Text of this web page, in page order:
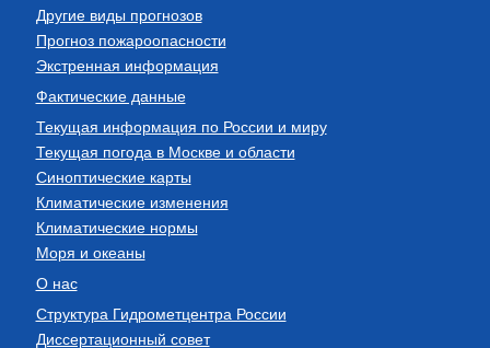
Другие виды прогнозов
Прогноз пожароопасности
Экстренная информация
Фактические данные
Текущая информация по России и миру
Текущая погода в Москве и области
Синоптические карты
Климатические изменения
Климатические нормы
Моря и океаны
О нас
Структура Гидрометцентра России
Диссертационный совет